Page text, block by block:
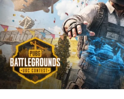
Siguenos en todas nuestras
enterado de lo más atractivo
suscríbete a nuestro canal de
comments